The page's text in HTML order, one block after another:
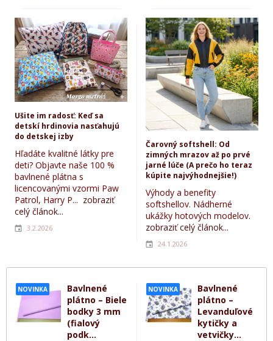
NOVINKA
Bavlnené
plátno – Biele
bodky 3 mm
(fialový
podk...
NOVINKA
Bavlnené
plátno –
Levanduľové
kytičky a
vetvičky...
Ušite im radosť: Keď sa
detskí hrdinovia nasťahujú
do detskej izby
Hľadáte kvalitné látky pre
deti? Objavte naše 100 %
bavlnené plátna s
licencovanými vzormi Paw
Patrol, Harry P... zobraziť
celý článok...
3.2.2026
Čarovný softshell: Od
zimných mrazov až po prvé
jarné lúče (A prečo ho teraz
kúpite najvýhodnejšie!)
Výhody a benefity
softshellov. Nádherné
ukážky hotových modelov.
zobraziť celý článok...
24.1.2026